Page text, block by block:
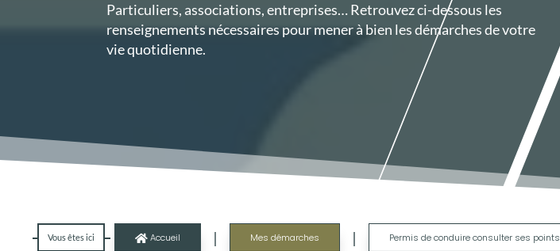
Particuliers, associations, entreprises… Retrouvez ci-dessous les
renseignements nécessaires pour mener à bien les démarches de votre
vie quotidienne.
Vous êtes ici  Accueil | Mes démarches | Permis de conduire consulter ses points